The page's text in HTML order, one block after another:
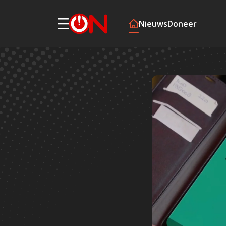
NieuwsDoneer